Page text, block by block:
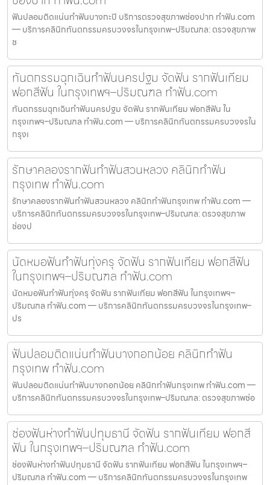
ฟันปลอมติดแน่นทำฟันบางกะปิ บริการตรวจสุขภาพช่องปาก ทำฟัน.com
— บริการคลินิกทันตกรรมครบวงจรในกรุงเทพ–ปริมณฑล: ตรวจสุขภาพ
ช
ทันตกรรมฉุกเฉินทำฟันนครปฐม จัดฟัน รากฟันเทียม
ฟอกสีฟัน ในกรุงเทพฯ–ปริมณฑล ทำฟัน.com
ทันตกรรมฉุกเฉินทำฟันนครปฐม จัดฟัน รากฟันเทียม ฟอกสีฟัน ใน
กรุงเทพฯ–ปริมณฑล ทำฟัน.com — บริการคลินิกทันตกรรมครบวงจรใน
กรุงเ
รักษาคลองรากฟันทำฟันสวนหลวง คลินิกทำฟัน
กรุงเทพ ทำฟัน.com
รักษาคลองรากฟันทำฟันสวนหลวง คลินิกทำฟันกรุงเทพ ทำฟัน.com —
บริการคลินิกทันตกรรมครบวงจรในกรุงเทพ–ปริมณฑล: ตรวจสุขภาพ
ช่องป
นัดหมอฟันทำฟันทุ่งครุ จัดฟัน รากฟันเทียม ฟอกสีฟัน
ในกรุงเทพฯ–ปริมณฑล ทำฟัน.com
นัดหมอฟันทำฟันทุ่งครุ จัดฟัน รากฟันเทียม ฟอกสีฟัน ในกรุงเทพฯ–
ปริมณฑล ทำฟัน.com — บริการคลินิกทันตกรรมครบวงจรในกรุงเทพ–
ปร
ฟันปลอมติดแน่นทำฟันบางกอกน้อย คลินิกทำฟัน
กรุงเทพ ทำฟัน.com
ฟันปลอมติดแน่นทำฟันบางกอกน้อย คลินิกทำฟันกรุงเทพ ทำฟัน.com —
บริการคลินิกทันตกรรมครบวงจรในกรุงเทพ–ปริมณฑล: ตรวจสุขภาพช่อ
ช่องฟันห่างทำฟันปทุมธานี จัดฟัน รากฟันเทียม ฟอกสี
ฟัน ในกรุงเทพฯ–ปริมณฑล ทำฟัน.com
ช่องฟันห่างทำฟันปทุมธานี จัดฟัน รากฟันเทียม ฟอกสีฟัน ในกรุงเทพฯ–
ปริมณฑล ทำฟัน.com — บริการคลินิกทันตกรรมครบวงจรในกรุงเทพ